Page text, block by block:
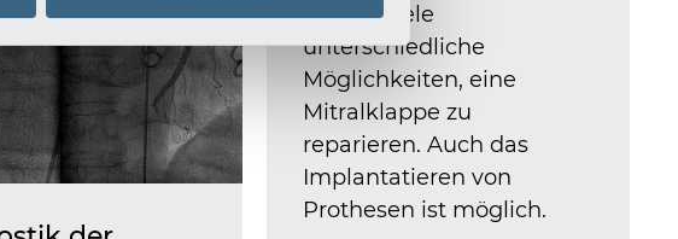
Es gibt viele
unterschiedliche
Möglichkeiten, eine
Mitralklappe zu
reparieren. Auch das
Implantatieren von
Prothesen ist möglich.